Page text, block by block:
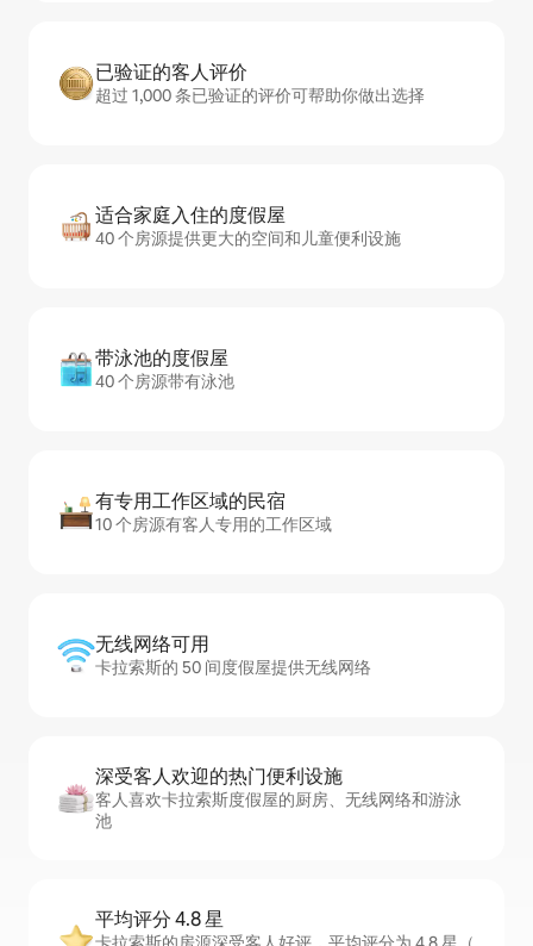
已验证的客人评价
超过 1,000 条已验证的评价可帮助你做出选择
适合家庭入住的度假屋
40 个房源提供更大的空间和儿童便利设施
带泳池的度假屋
40 个房源带有泳池
有专用工作区域的民宿
10 个房源有客人专用的工作区域
无线网络可用
卡拉索斯的 50 间度假屋提供无线网络
深受客人欢迎的热门便利设施
客人喜欢卡拉索斯度假屋的厨房、无线网络和游泳
池
平均评分 4.8 星